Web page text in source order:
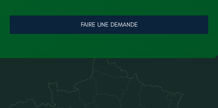
POLITIQUE DE COOKIES (UE)
FAIRE UNE DEMANDE